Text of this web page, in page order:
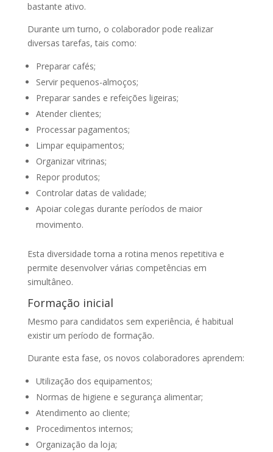
bastante ativo.
Durante um turno, o colaborador pode realizar
diversas tarefas, tais como:
Preparar cafés;
Servir pequenos-almoços;
Preparar sandes e refeições ligeiras;
Atender clientes;
Processar pagamentos;
Limpar equipamentos;
Organizar vitrinas;
Repor produtos;
Controlar datas de validade;
Apoiar colegas durante períodos de maior
movimento.
Esta diversidade torna a rotina menos repetitiva e
permite desenvolver várias competências em
simultâneo.
Formação inicial
Mesmo para candidatos sem experiência, é habitual
existir um período de formação.
Durante esta fase, os novos colaboradores aprendem:
Utilização dos equipamentos;
Normas de higiene e segurança alimentar;
Atendimento ao cliente;
Procedimentos internos;
Organização da loja;